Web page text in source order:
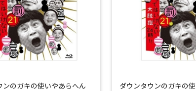
ンのガキの使いやあらへん
ダウンタウンのガキの